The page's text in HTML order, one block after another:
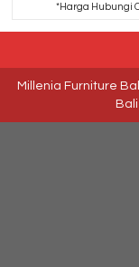
*Harga Hubungi
Millenia Furniture